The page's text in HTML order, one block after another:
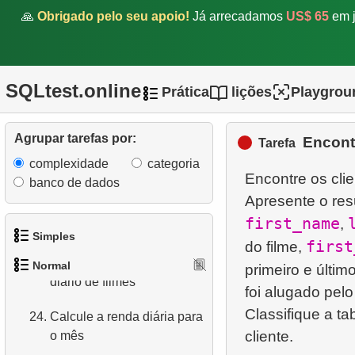
🙏 Obrigado pelo seu apoio! Já arrecadamos US$ 65 em
SQLtest.online Prática lições
Agrupar tarefas por:
complexidade
categoria
banco de dados
Simples
2. Lista de idiomas
Normal
filmes ordenada por vários
19.Obtenha o filme mais longo
20.Obtenha a terceira página
da lista de filmes
Encontre os filmes nunca
alugados
23.Encontre o aluguel médio
diário de filmes
24. Calcule a renda diária para
o mês
Tarefa
Encontre os
Apresente o
first_name,
do filme,
primeiro e
foi alugado
Classifique a